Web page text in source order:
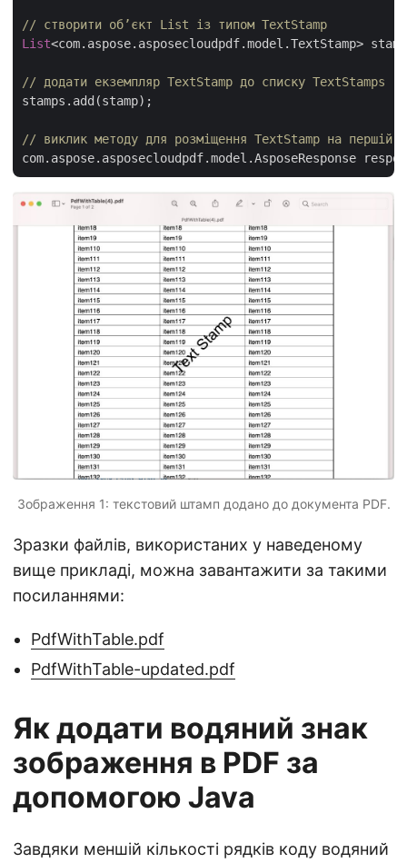
// створити об’єкт List із типом TextStamp
List<com.aspose.asposecloudpdf.model.TextStamp>
// додати екземпляр TextStamp до списку TextStamps
stamps.add(stamp);
// виклик методу для розміщення TextStamp на першій
Зображення 1: текстовий штамп додано до документа PDF.
Зразки файлів, використаних у наведеному
вище прикладі, можна завантажити за такими
посиланнями:
PdfWithTable.pdf
PdfWithTable-updated.pdf
Як додати водяний знак
зображення в PDF за
допомогою Java
Завдяки меншій кількості рядків коду водяний